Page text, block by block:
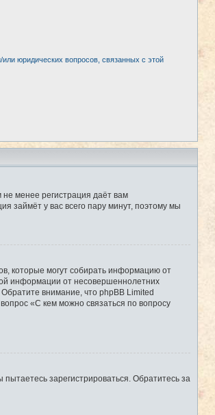
юридических вопросов, связанных с этой
менее регистрация даёт вам
займёт у вас всего пару минут, поэтому мы
которые могут собирать информацию от
информации от несовершеннолетних
внимание, что phpBB Limited
«С кем можно связаться по вопросу
зарегистрироваться. Обратитесь за